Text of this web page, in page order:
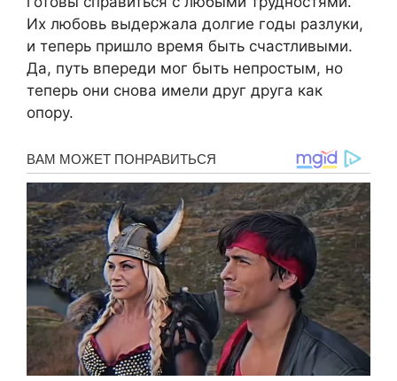
Их любовь выдержала долгие годы разлуки,
и теперь пришло время быть счастливыми.
Да, путь впереди мог быть непростым, но
теперь они снова имели друг друга как
опору.